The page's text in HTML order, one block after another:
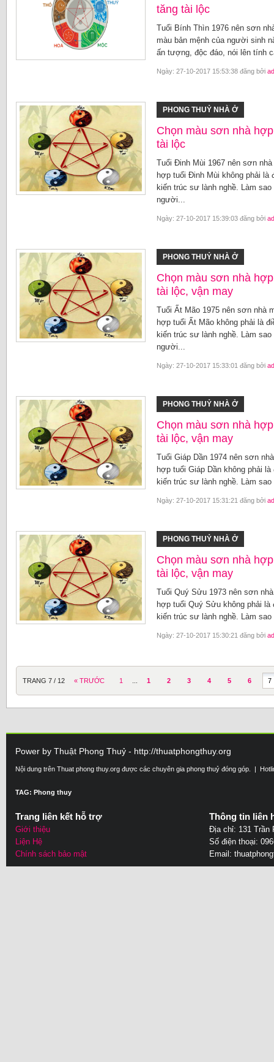
tăng tài lộc
Tuổi Bính Thìn 1976 nên sơn
màu bản mệnh của người sinh
ấn tượng, độc đáo, nói lên tính
Ngày: 27-10-2017 15:53:38 đăng bởi
PHONG THUỶ NHÀ Ở
Chọn màu sơn nhà
tài lộc
Tuổi Đinh Mùi 1967 nên sơn
hợp tuổi Đinh Mùi không phải là
kiến trúc sư lành nghề. Làm
người...
Ngày: 27-10-2017 15:39:03 đăng bởi
PHONG THUỶ NHÀ Ở
Chọn màu sơn nhà
tài lộc, vận may
Tuổi Ất Mão 1975 nên sơn nhà
hợp tuổi Ất Mão không phải là
kiến trúc sư lành nghề. Làm
người...
Ngày: 27-10-2017 15:33:01 đăng bởi
PHONG THUỶ NHÀ Ở
Chọn màu sơn nhà
tài lộc, vận may
Tuổi Giáp Dần 1974 nên sơn
hợp tuổi Giáp Dần không phải
kiến trúc sư lành nghề. Làm
Ngày: 27-10-2017 15:31:21 đăng bởi
PHONG THUỶ NHÀ Ở
Chọn màu sơn nhà
tài lộc, vận may
Tuổi Quý Sửu 1973 nên sơn
hợp tuổi Quý Sửu không phải
kiến trúc sư lành nghề. Làm
Ngày: 27-10-2017 15:30:21 đăng bởi
TRANG 7 / 12 « TRƯỚC 1 1 2 3 4 5 6 7
Power by Thuật Phong Thuỷ - http://thuatphongthuy.org
Nội dung trên Thuat phong thuy.org được các chuyên gia phong thuỷ đóng góp. |
TAG: Phong thuy
Trang liên kết hỗ trợ
Giới thiệu
Liện Hệ
Chính sách bảo mật
Thông tin liên
Địa chỉ: 131 Trần
Số điện thoại:
Email: